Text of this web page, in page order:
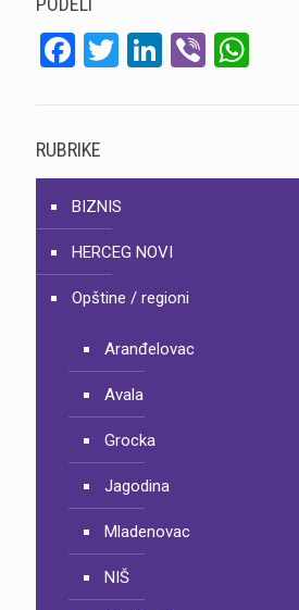
Facebook
Twitter
LinkedIn
Viber
RUBRIKE
BIZNIS
HERCEG NOVI
Opštine / regioni
Aranđelovac
Avala
Grocka
Jagodina
Mladenovac
NIŠ